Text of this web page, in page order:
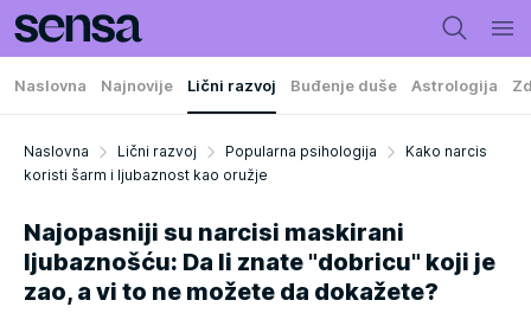
Naslovna Najnovije Lični razvoj Buđenje duše Astrologija
Naslovna Lični razvoj Popularna psihologija
Kako narcis
koristi šarm i ljubaznost kao oružje
Najopasniji su narcisi maskirani
ljubaznošću: Da li znate "dobricu" koji je
zao, a vi to ne možete da dokažete?